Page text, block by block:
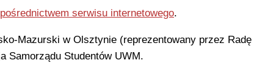
pośrednictwem serwisu internetowego.
Mazurski w Olsztynie (reprezentowany przez Radę
Samorządu Studentów UWM.